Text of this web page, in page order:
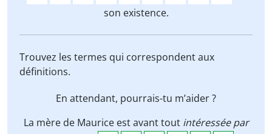
son existence.
Trouvez les termes qui correspondent aux
définitions.
En attendant, pourrais-tu m’aider ?
La mère de Maurice est avant tout intéressée par